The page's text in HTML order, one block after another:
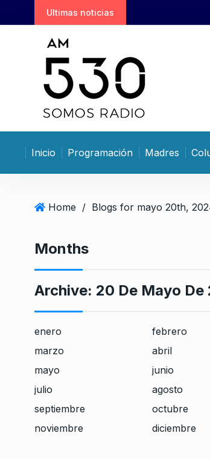
k
n
Ultimas noticias «Hay temas
Inicio Programación Madres
Home / Blogs for mayo 20th,
Months
Archive: 20 De Mayo De
enero
febrero
marzo
abril
mayo
junio
julio
agosto
septiembre
octubre
noviembre
diciembre